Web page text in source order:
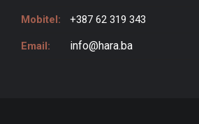
Mobitel: +387 62 319 343
Email: info@hara.ba